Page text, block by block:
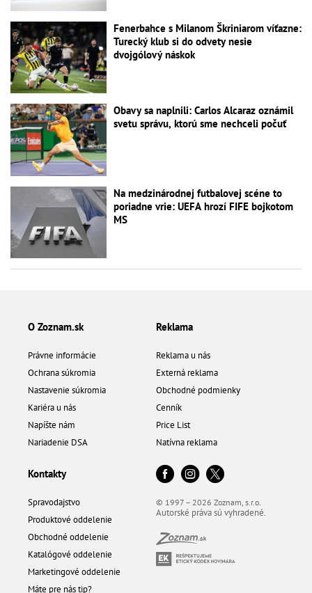
Fenerbahce s Milanom Škriniarom víťazne:
Turecký klub si do odvety nesie
dvojgólový náskok
Obavy sa naplnili: Carlos Alcaraz oznámil
svetu správu, ktorú sme nechceli počuť
Na medzinárodnej futbalovej scéne to
poriadne vrie: UEFA hrozí FIFE bojkotom
MS
O Zoznam.sk
Právne informácie
Ochrana súkromia
Nastavenie súkromia
Kariéra u nás
Napíšte nám
Nariadenie DSA
Reklama
Reklama u nás
Externá reklama
Obchodné podmienky
Cenník
Price List
Natívna reklama
Kontakty
Spravodajstvo
Produktové oddelenie
Obchodné oddelenie
Katalógové oddelenie
Marketingové oddelenie
Máte pre nás tip?
© 1997 – 2026 Zoznam, s.r.o.
Autorské práva sú vyhradené.